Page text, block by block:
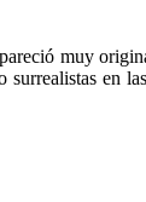
muy
en